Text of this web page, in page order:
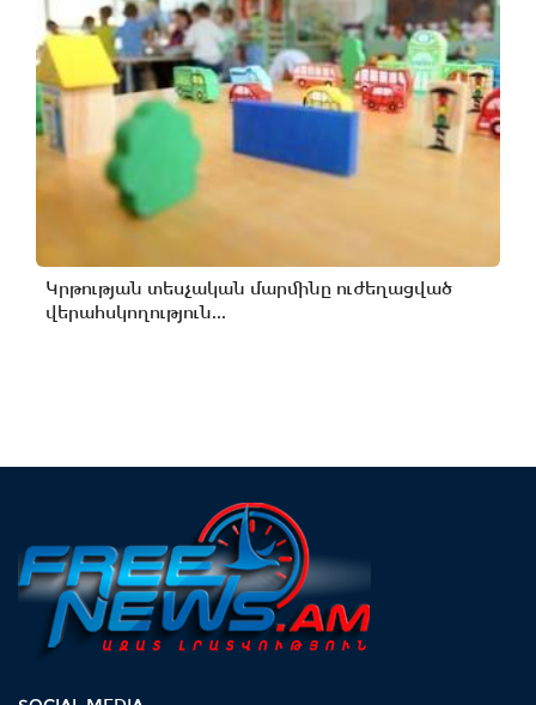
Կրթության տեսչական մարմինը ուժեղացված
վերահսկողություն...